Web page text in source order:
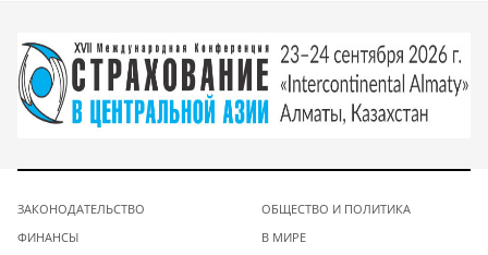
ЗАКОНОДАТЕЛЬСТВО
ФИНАНСЫ
ОБЩЕСТВО И ПОЛИТИКА
В МИРЕ